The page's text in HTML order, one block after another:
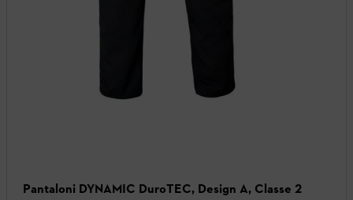
Pantaloni DYNAMIC DuroTEC, Design A, Classe 2